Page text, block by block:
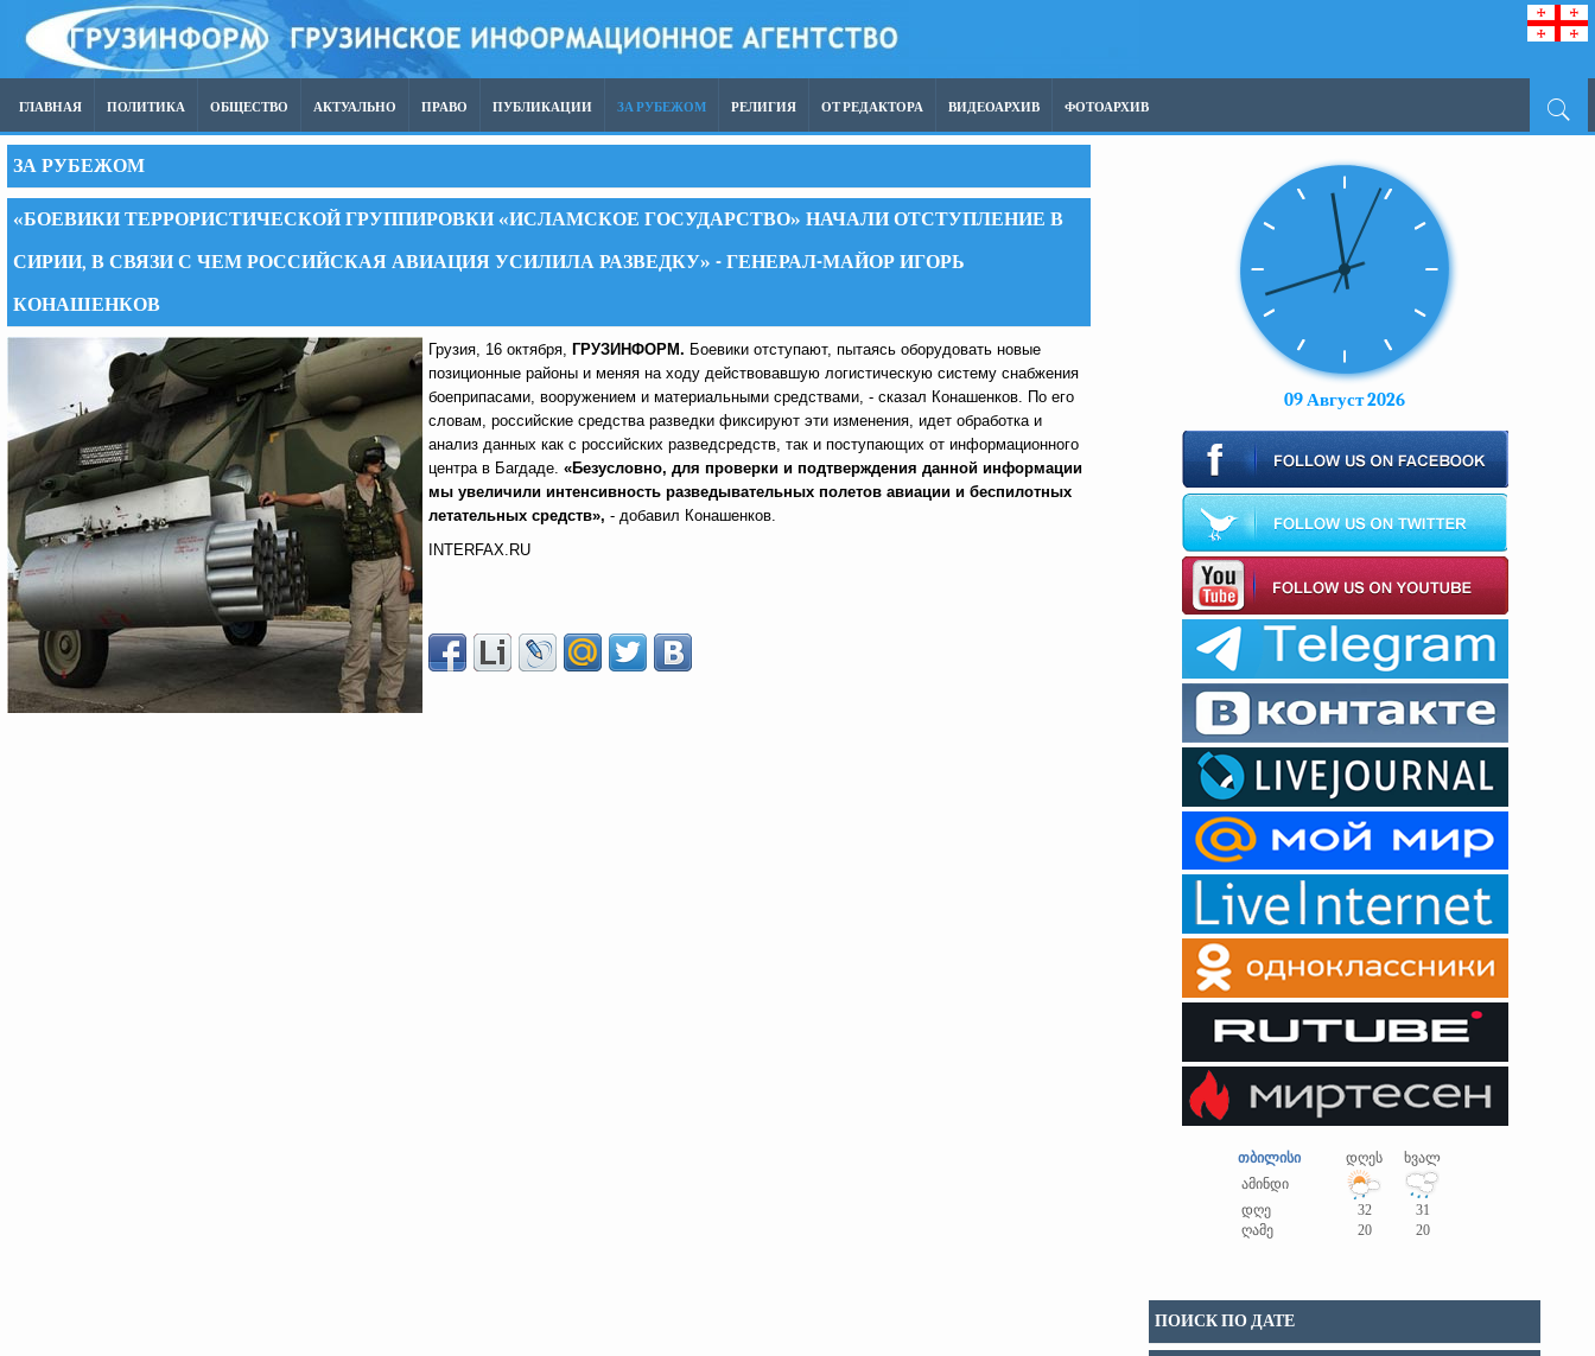
ГЛАВНАЯ ПОЛИТИКА ОБЩЕСТВО АКТУАЛЬНО ПРАВО ПУБЛИКАЦИИ ЗА РУБЕЖОМ РЕЛИГИЯ ОТ РЕДАКТОРА ВИДЕОАРХИВ ФОТОАРХИВ
ЗА РУБЕЖОМ
«БОЕВИКИ ТЕРРОРИСТИЧЕСКОЙ ГРУППИРОВКИ «ИСЛАМСКОЕ ГОСУДАРСТВО» НАЧАЛИ ОТСТУПЛЕНИЕ В
СИРИИ, В СВЯЗИ С ЧЕМ РОССИЙСКАЯ АВИАЦИЯ УСИЛИЛА РАЗВЕДКУ» - ГЕНЕРАЛ-МАЙОР ИГОРЬ
КОНАШЕНКОВ
Грузия, 16 октября, ГРУЗИНФОРМ. Боевики отступают, пытаясь оборудовать новые
позиционные районы и меняя на ходу действовавшую логистическую систему снабжения
боеприпасами, вооружением и материальными средствами, - сказал Конашенков. По его
словам, российские средства разведки фиксируют эти изменения, идет обработка и
анализ данных как с российских разведсредств, так и поступающих от информационного
центра в Багдаде. «Безусловно, для проверки и подтверждения данной информации
мы увеличили интенсивность разведывательных полетов авиации и беспилотных
летательных средств», - добавил Конашенков.
INTERFAX.RU
09 Август 2026
თბილისი დღეს
ხვალ
ამინდი
დღე
32
31
ღამე
20 20
ПОИСК ПО ДАТЕ